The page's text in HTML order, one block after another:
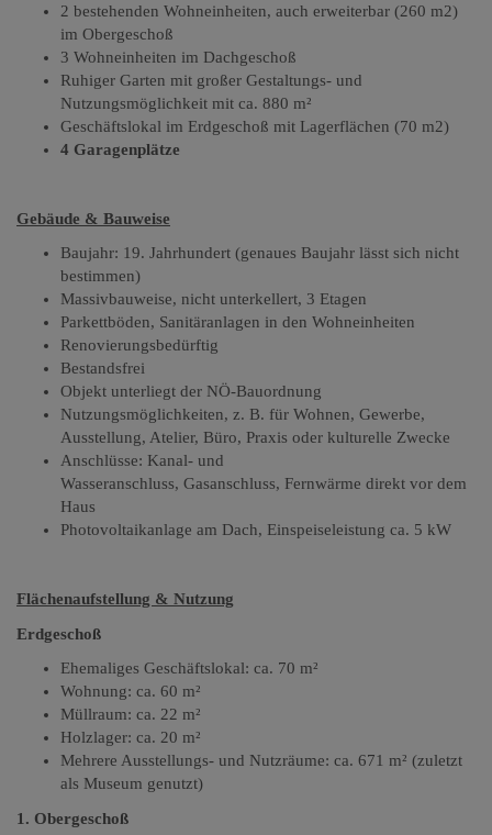
2 bestehenden Wohneinheiten, auch erweiterbar (260 m2)
im Obergeschoß
3 Wohneinheiten im Dachgeschoß
Ruhiger Garten mit großer Gestaltungs- und
Nutzungsmöglichkeit mit ca. 880 m²
Geschäftslokal im Erdgeschoß mit Lagerflächen (70 m2)
4 Garagenplätze
Gebäude & Bauweise
Baujahr: 19. Jahrhundert (genaues Baujahr lässt sich nicht
bestimmen)
Massivbauweise, nicht unterkellert, 3 Etagen
Parkettböden, Sanitäranlagen in den Wohneinheiten
Renovierungsbedürftig
Bestandsfrei
Objekt unterliegt der NÖ-Bauordnung
Nutzungsmöglichkeiten, z. B. für Wohnen, Gewerbe,
Ausstellung, Atelier, Büro, Praxis oder kulturelle Zwecke
Anschlüsse: Kanal- und
Wasseranschluss, Gasanschluss, Fernwärme direkt vor dem
Haus
Photovoltaikanlage am Dach, Einspeiseleistung ca. 5 kW
Flächenaufstellung & Nutzung
Erdgeschoß
Ehemaliges Geschäftslokal: ca. 70 m²
Wohnung: ca. 60 m²
Müllraum: ca. 22 m²
Holzlager: ca. 20 m²
Mehrere Ausstellungs- und Nutzräume: ca. 671 m² (zuletzt
als Museum genutzt)
1. Obergeschoß